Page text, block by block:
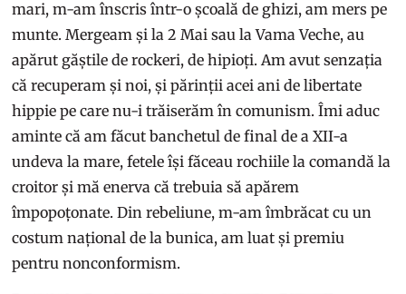
mari, m-am înscris într-o școală de ghizi, am mers pe
munte. Mergeam și la 2 Mai sau la Vama Veche, au
apărut găștile de rockeri, de hipioți. Am avut senzația
că recuperam și noi, și părinții acei ani de libertate
hippie pe care nu-i trăiserăm în comunism. Îmi aduc
aminte că am făcut banchetul de final de a XII-a
undeva la mare, fetele își făceau rochiile la comandă la
croitor și mă enerva că trebuia să apărem
împopoțonate. Din rebeliune, m-am îmbrăcat cu un
costum național de la bunica, am luat și premiu
pentru nonconformism.